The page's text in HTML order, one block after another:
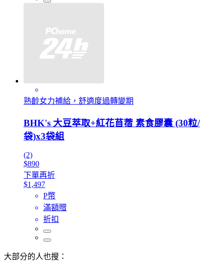
熟齡女力補給，舒適度過轉變期
BHK's 大豆萃取+紅花苜蓿 素食膠囊 (30粒/
袋)x3袋組
(2)
$890
下單再折
$1,497
P幣
滿額贈
折扣
大部分的人也搜：